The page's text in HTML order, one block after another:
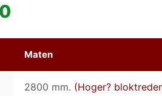
Maten
2800 mm. (Hoger?